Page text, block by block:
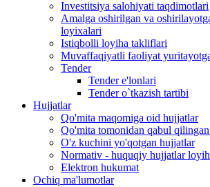
Investitsiya salohiyati taqdimotlari
Аmalga oshirilgan va
loyixalari
Istiqbolli loyiha takliflari
Muvaffaqiyatli faoliyat
Tender
Tender e'lonlari
Tender o`tkazish tartibi
Hujjatlar
Qo'mita maqomiga oid hujjatlar
Qo'mita tomonidan qabul
O'z kuchini yo'qotgan hujjatlar
Normativ - huquqiy hujjatlar
Elektron hukumat
Ochiq ma'lumotlar